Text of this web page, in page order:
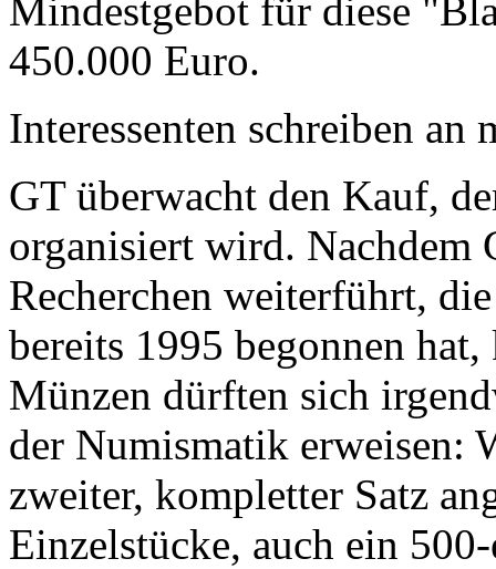
Mindestgebot für diese
450.000 Euro.
Interessenten schreiben
GT überwacht den Kauf,
organisiert wird. Nachdem
Recherchen weiterführt,
bereits 1995 begonnen
Münzen dürften sich
der Numismatik erweisen:
zweiter, kompletter Satz
Einzelstücke, auch ein